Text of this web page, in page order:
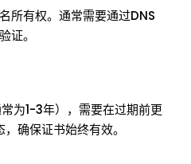
所有权。通常需要通过DNS
证。
为1-3年），需要在过期前更
确保证书始终有效。